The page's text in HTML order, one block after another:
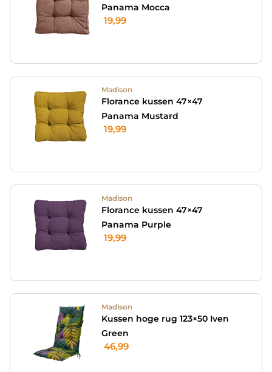
Panama Mocca
19,99
Madison
Florance kussen 47×47
Panama Mustard
19,99
Madison
Florance kussen 47×47
Panama Purple
19,99
Madison
Kussen hoge rug 123×50 Iven
Green
46,99